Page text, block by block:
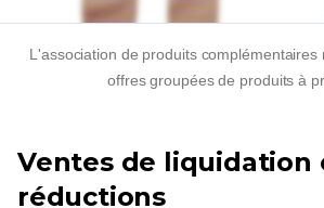
L'association de produits
offres groupées de produits à
Ventes de liquidation
réductions